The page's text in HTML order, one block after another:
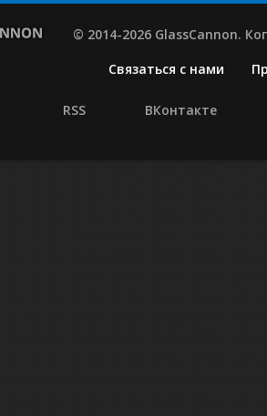
© 2014-2026 GlassCannon.
Связаться с нами
RSS ВКонтакте